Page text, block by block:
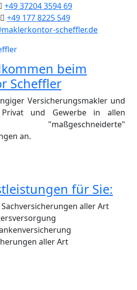
+49 37204 3594 69
+49 177 8225 549
scheffler.de
beim
Scheffler
Versicherungsmakler und
und Gewerbe in allen
an.
für Sie:
aller Art
aller Art